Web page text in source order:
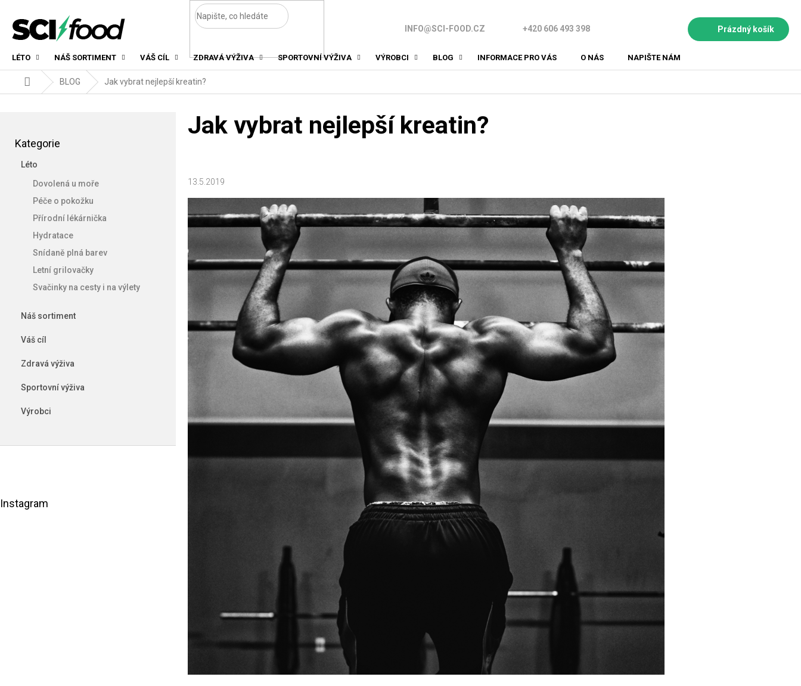
obsah
INFO@SCI-FOOD.CZ +420 606 493 398
NÁKUPNÍ
Prázdný košík
LÉTO NÁŠ SORTIMENT VÁŠ CÍL ZDRAVÁ VÝŽIVA SPORTOVNÍ VÝŽIVA VÝROBCI BLOG INFORMACE PRO VÁS O NÁS NAPIŠTE NÁM
Domů BLOG Jak vybrat nejlepší kreatin?
kategorie
Kategorie
Léto
Dovolená u moře
Péče o pokožku
Přírodní lékárnička
Hydratace
Snídaně plná barev
Letní grilovačky
Svačinky na cesty i na výlety
Náš sortiment
Váš cíl
Zdravá výživa
Sportovní výživa
Výrobci
Instagram
Jak vybrat nejlepší kreatin?
13.5.2019